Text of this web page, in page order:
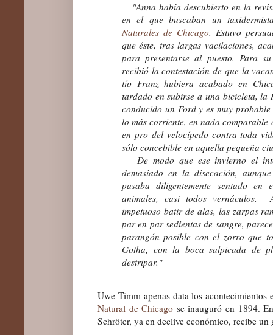
"Anna había descubierto en la
en el que buscaban un
Naturales de Chicago. Estuvo
que éste, tras largas vacilaciones,
para presentarse al puesto. Para
recibió la contestación de que la
tío Franz hubiera acabado en
tardado en subirse a una bicicleta, la
conducido un Ford y es muy
lo más corriente, en nada
en pro del velocípedo contra toda
sólo concebible en aquella pequeña
De modo que ese invierno el
demasiado en la disecación,
pasaba diligentemente sentado
animales, casi todos vernáculos.
impetuoso batir de alas, las zarpas
par en par sedientas de sangre,
parangón posible con el zorro que
Gotha, con la boca salpicada de
destripar."
Uwe Timm apenas data los
Natural de Chicago se inauguró en 1894.
Schröter, ya en declive económico, recibe un